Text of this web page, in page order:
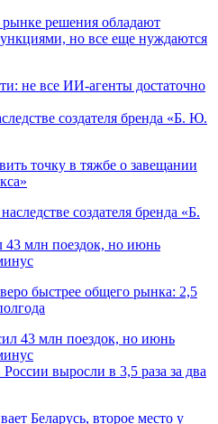
решения обладают
но все еще нуждаются
создателя бренда «Б. Ю.
точку в тяжбе о завещании
43 млн поездок, но июнь
быстрее общего рынка: 2,5
выросли в 3,5 раза за два
Беларусь, второе место у